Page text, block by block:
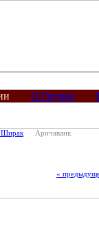
О Грузии
Ширак Аричаванк
«